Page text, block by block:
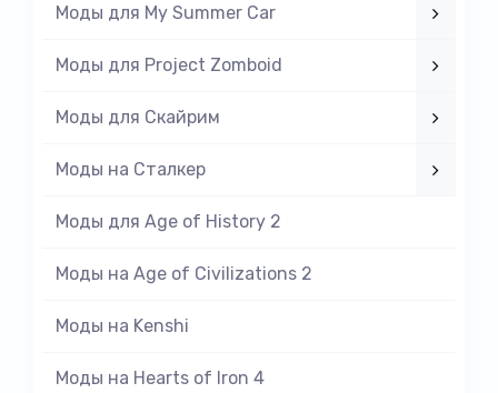
Моды для My Summer Car
Моды для Project Zomboid
Моды для Скайрим
Моды на Cталкер
Моды для Age of History 2
Моды на Age of Civilizations 2
Моды на Kenshi
Моды на Hearts of Iron 4